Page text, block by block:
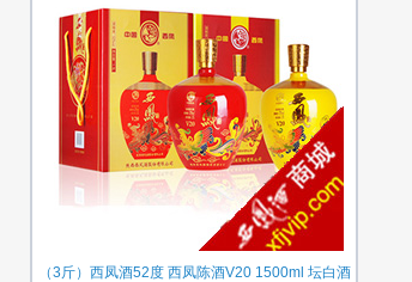
（3斤）西凤酒52度 西凤陈酒V20 1500ml 坛白酒